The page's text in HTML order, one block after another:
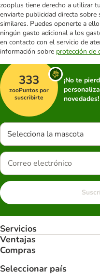
zooplus tiene derecho a utilizar
enviarte publicidad directa
similares. Puedes oponerte a
ningún gasto adicional a los
en contacto con el servicio de
información sobre protección de
333
zooPuntos por
suscribirte
¡No te
novedades!
Selecciona la mascota
Servicios
Ventajas
Compras
Seleccionar país